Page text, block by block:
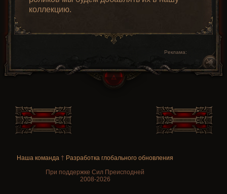
коллекцию.
Реклама:
Наша команда † Разработка глобального обновления
При поддержке Сил Преисподней
2008-2026